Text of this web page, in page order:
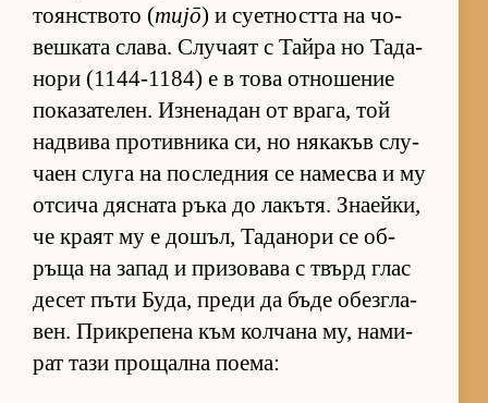
то­ян­с­т­вото (mujō) и су­ет­ността на чо­
веш­ката сла­ва. Слу­чаят с Тайра но Та­да­
нори (1144-1184) е в това от­но­ше­ние
по­ка­за­те­лен. Из­не­на­дан от вра­га, той
над­вива про­тив­ника си, но ня­ка­къв слу­
чаен слуга на пос­лед­ния се на­месва и му
от­сича дяс­ната ръка до ла­къ­тя. Зна­ей­ки,
че краят му е до­шъл, Та­да­нори се об­
ръща на за­пад и при­зо­вава с твърд глас
де­сет пъти Бу­да, преди да бъде обез­г­ла­
вен. Прик­ре­пена към кол­чана му, на­ми­
рат тази про­щална по­е­ма: